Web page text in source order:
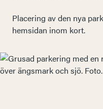
Placering av den nya
hemsidan inom kort.